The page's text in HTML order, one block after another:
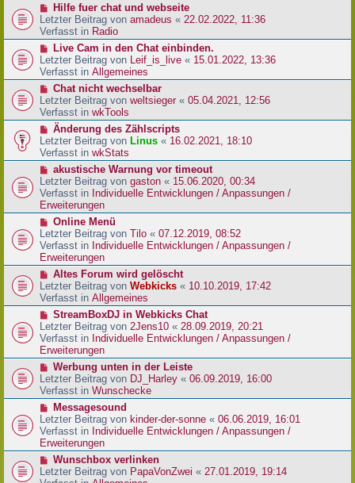
N
e
u
e
r
B
e
t
r
a
g
Hilfe fuer chat und webseite
Letzter Beitrag von amadeus « 22.02.2022, 11:36
Verfasst in Radio
N
e
u
e
r
B
e
t
r
a
g
Live Cam in den Chat einbinden.
Letzter Beitrag von Leif_is_live « 15.01.2022, 13:36
Verfasst in Allgemeines
N
e
u
e
r
B
e
t
r
a
g
Chat nicht wechselbar
Letzter Beitrag von weltsieger « 05.04.2021, 12:56
Verfasst in wkTools
N
e
u
e
r
B
e
i
r
a
g
Änderung des Zählscripts
Letzter Beitrag von Linus « 16.02.2021, 18:10
Verfasst in wkStats
N
e
u
e
r
B
e
i
t
a
g
akustische Warnung vor timeout
Letzter Beitrag von gaston « 15.06.2020, 00:34
Verfasst in Individuelle Entwicklungen / Anpassungen /
Erweiterungen
N
e
u
e
r
B
e
i
r
a
g
Online Menü
Letzter Beitrag von Tilo « 07.12.2019, 08:52
Verfasst in Individuelle Entwicklungen / Anpassungen /
Erweiterungen
N
e
u
e
r
B
e
i
r
a
g
Altes Forum wird gelöscht
Letzter Beitrag von Webkicks « 10.10.2019, 17:42
Verfasst in Allgemeines
N
e
u
e
r
B
e
i
r
a
g
StreamBoxDJ in Webkicks Chat
Letzter Beitrag von 2Jens10 « 28.09.2019, 20:21
Verfasst in Individuelle Entwicklungen / Anpassungen /
Erweiterungen
N
e
u
e
r
B
e
i
r
Werbung unten in der Leiste
Letzter Beitrag von DJ_Harley « 06.09.2019, 16:00
Verfasst in Wunschecke
N
e
u
e
r
B
e
Messagesound
Letzter Beitrag von kinder-der-sonne « 06.06.2019, 16:01
Verfasst in Individuelle Entwicklungen / Anpassungen /
Erweiterungen
N
e
Wunschbox verlinken
Letzter Beitrag von PapaVonZwei « 27.01.2019, 19:14